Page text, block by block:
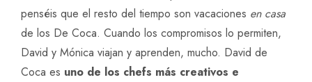
penséis que el resto del tiempo son vacaciones en casa
de los De Coca. Cuando los compromisos lo permiten,
David y Mónica viajan y aprenden, mucho. David de
Coca es uno de los chefs más creativos e